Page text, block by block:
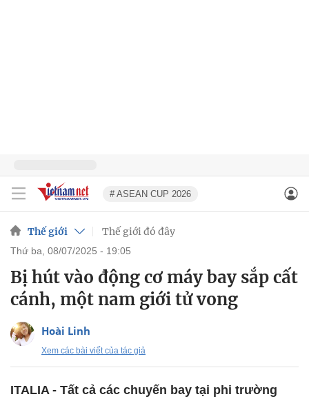
# ASEAN CUP 2026
Thế giới Thế giới đó đây
thứ ba, 08/07/2025 - 19:05
Bị hút vào động cơ máy bay sắp cất
cánh, một nam giới tử vong
Hoài Linh
Xem các bài viết của tác giả
ITALIA - Tất cả các chuyến bay tại phi trường